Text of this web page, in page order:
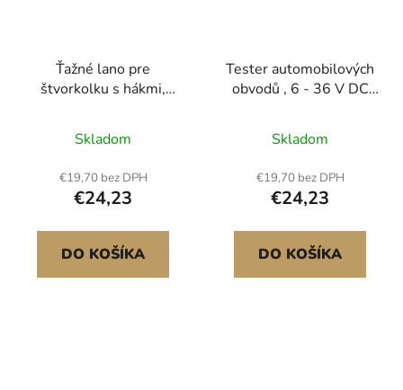
Ťažné lano pre
štvorkolku s hákmi,
nosnosť 7711 kg,
odolné ťažné lano s
bezpečnostnými hákmi
pre nákladné vozidlá a
vozidlá, nevyhnutné
príslušenstvo na
ťahanie pri cestnej
Skladom
€19,70 bez DPH
€24,23
DO KOŠÍKA
Tester automobilových
obvodů , 6 - 36 V DC
LED obrazovkou a
osvětlením,
automobilová napájecí
sonda s kabelem 4 m,
ABS pouzdro,
vyhledávač elektrických
detektorů
Skladom
€19,70 bez DPH
€24,23
DO KOŠÍKA